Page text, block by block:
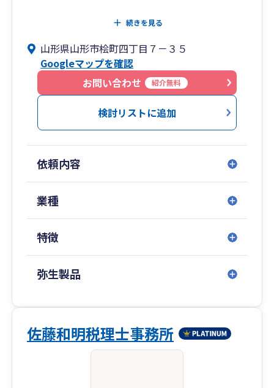
弥生会計及び弥生給与、弥生の青色申告など、操
続きを見る
山形県山形市桧町四丁目７－３５
Googleマップを確認
お問い合わせ
紹介無料
検討リストに追加
依頼内容
業種
特徴
弥生製品
佐藤和明税理士事務所